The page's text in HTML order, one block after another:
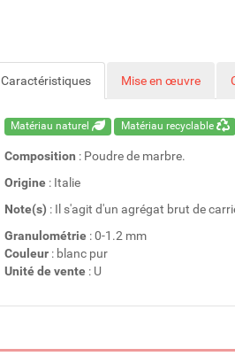
Caractéristiques Mise en œuvre
Matériau naturel Matériau recyclable
Composition : Poudre de marbre.
Origine : Italie
Note(s) : Il s'agit d'un agrégat brut de
Granulométrie : 0-1.2 mm
Couleur : blanc pur
Unité de vente : U